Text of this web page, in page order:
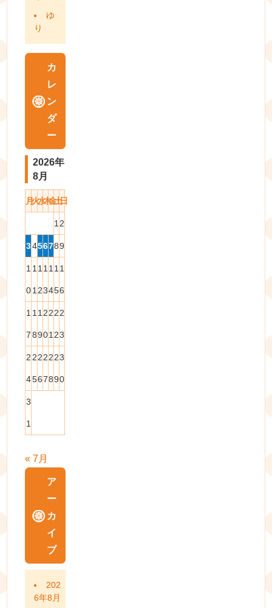
ゆ
り
カ
レ
ン
ダ
ー
2026年
8月
月火水木金土日
1 2
3456789
1
0
1
1
1
2
1
3
1
4
1
5
1
6
1
7
1
8
1
9
2
0
2
1
2
2
2
3
2
4
2
5
2
6
2
7
2
8
2
9
3
0
3
1
« 7月
ア
ー
カ
イ
ブ
202
6年8月